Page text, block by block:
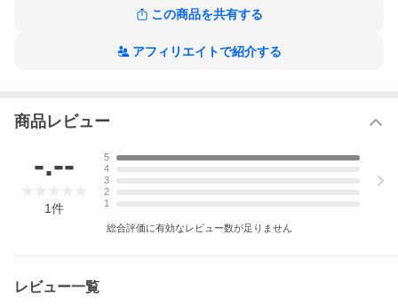
エアコン工事安心パックについてご希望の場合はこちらからご
商品特長・スペック
★ 安くエアコンをつけたい方にオススメです。国内メーカーの20
25年モデルから、商品を選定致します。
なります。
この商品を共有する
アフィリエイトで紹介する
商品レビュー
-.--
1件
5
4
3
2
1
総合評価に有効なレビュー数が足りません
レビュー一覧